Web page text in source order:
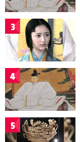
3
4
5